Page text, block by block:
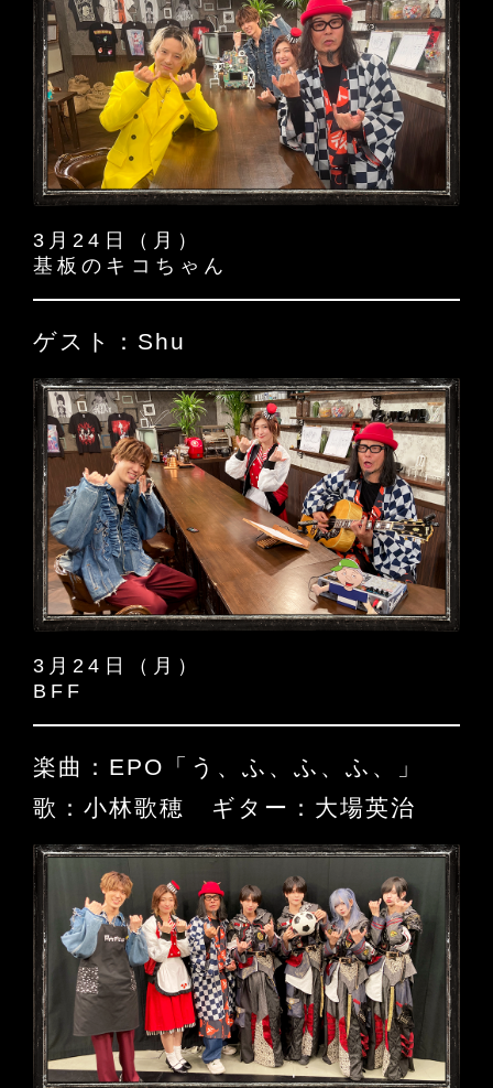
3月24日（月）
基板のキコちゃん
ゲスト：Shu
3月24日（月）
BFF
楽曲：EPO「う、ふ、ふ、ふ、」
歌：小林歌穂 ギター：大場英治